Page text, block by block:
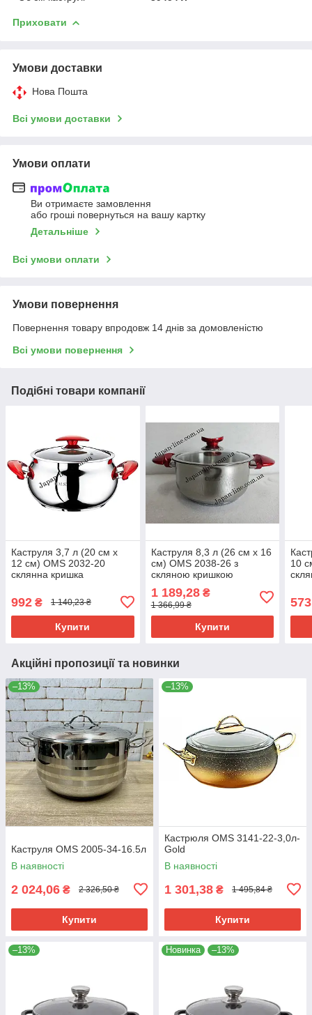
Приховати
Умови доставки
Нова Пошта
Всі умови доставки
Умови оплати
Ви отримаєте замовлення
або гроші повернуться на вашу картку
Детальніше
Всі умови оплати
Умови повернення
Повернення товару впродовж 14 днів за домовленістю
Всі умови повернення
Подібні товари компанії
Каструля 3,7 л (20 см х
12 см) OMS 2032-20
склянна кришка
992 ₴ 1 140,23 ₴
Купити
Каструля 8,3 л (26 см х 16
см) OMS 2038-26 з
скляною кришкою
1 189,28₴
1 366,99 ₴
Купити
10
Акційні пропозиції та новинки
–13%
Каструля OMS 2005-34-16.5л
В наявності
2 024,06 ₴ 2 326,50 ₴
Купити
–13%
Кастрюля OMS 3141-22-3,0л-
Gold
В наявності
1 301,38 ₴ 1 495,84 ₴
Купити
–13% Новинка –13%